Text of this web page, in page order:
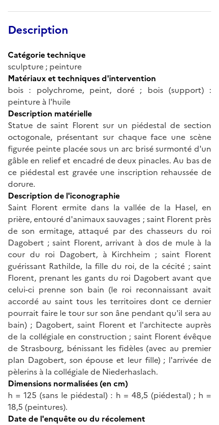
Description
Catégorie technique
sculpture ; peinture
Matériaux et techniques d'intervention
bois : polychrome, peint, doré ; bois (support) :
peinture à l'huile
Description matérielle
Statue de saint Florent sur un piédestal de section
octogonale, présentant sur chaque face une scène
figurée peinte placée sous un arc brisé surmonté d'un
gâble en relief et encadré de deux pinacles. Au bas de
ce piédestal est gravée une inscription rehaussée de
dorure.
Description de l'iconographie
Saint Florent ermite dans la vallée de la Hasel, en
prière, entouré d'animaux sauvages ; saint Florent près
de son ermitage, attaqué par des chasseurs du roi
Dagobert ; saint Florent, arrivant à dos de mule à la
cour du roi Dagobert, à Kirchheim ; saint Florent
guérissant Rathilde, la fille du roi, de la cécité ; saint
Florent, prenant les gants du roi Dagobert avant que
celui-ci prenne son bain (le roi reconnaissant avait
accordé au saint tous les territoires dont ce dernier
pourrait faire le tour sur son âne pendant qu'il sera au
bain) ; Dagobert, saint Florent et l'architecte auprès
de la collégiale en construction ; saint Florent évêque
de Strasbourg, bénissant les fidèles (avec au premier
plan Dagobert, son épouse et leur fille) ; l'arrivée de
pèlerins à la collégiale de Niederhaslach.
Dimensions normalisées (en cm)
h = 125 (sans le piédestal) : h = 48,5 (piédestal) ; h =
18,5 (peintures).
Date de l'enquête ou du récolement